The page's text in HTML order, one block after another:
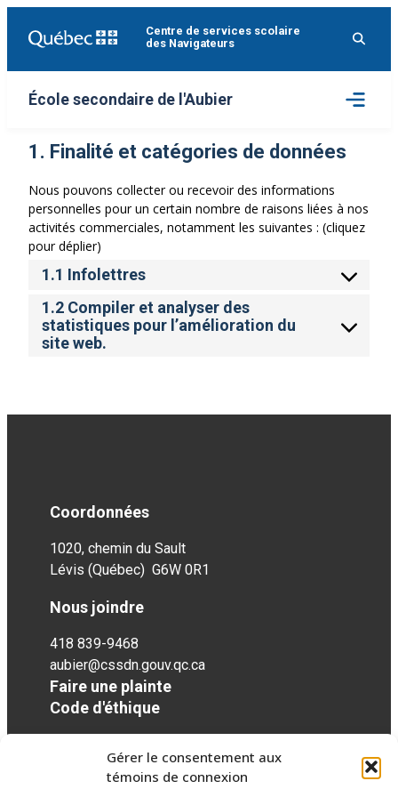
Gérer le consentement aux
témoins de connexion
Centre de services scolaire
des Navigateurs
École secondaire de l'Aubier
Ouvrir
le
1. Finalité et catégories de données
Nous pouvons collecter ou recevoir des informations
personnelles pour un certain nombre de raisons liées à nos
activités commerciales, notamment les suivantes : (cliquez
pour déplier)
1.1 Infolettres
1.2 Compiler et analyser des
statistiques pour l’amélioration du
site web.
Coordonnées
1020, chemin du Sault
Lévis (Québec) G6W 0R1
Nous joindre
418 839-9468
aubier@cssdn.gouv.qc.ca
Faire une plainte
Code d'éthique
Réseaux sociaux